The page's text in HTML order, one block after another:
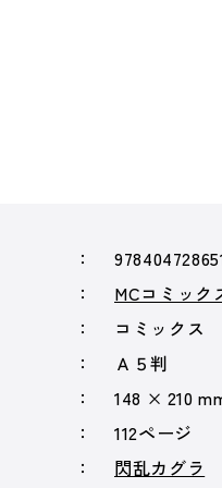
MCコミック
コミックス
Ａ５判
148 × 210
112ページ
閃乱カグラ